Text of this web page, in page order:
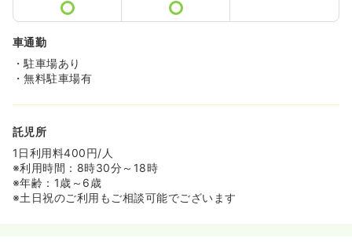
車通勤
・駐車場あり
・無料駐車場有
託児所
1日利用料400円/人
※利用時間：8時30分～18時
※年齢：1歳～6歳
※土日祝のご利用もご相談可能でございます